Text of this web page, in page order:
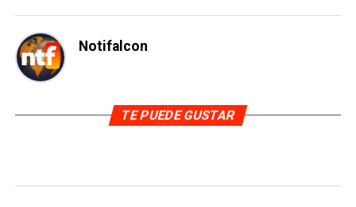
Notifalcon
TE PUEDE GUSTAR